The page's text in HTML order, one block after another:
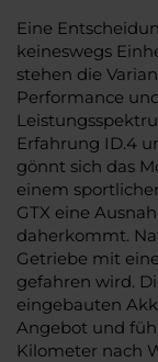
Eine
keineswegs
stehen die
Performance
Erfahrung ID.4
gönnt sich das
einem
GTX eine
daherkommt.
Getriebe mit
gefahren wird.
eingebauten
Angebot und
Kilometer nach